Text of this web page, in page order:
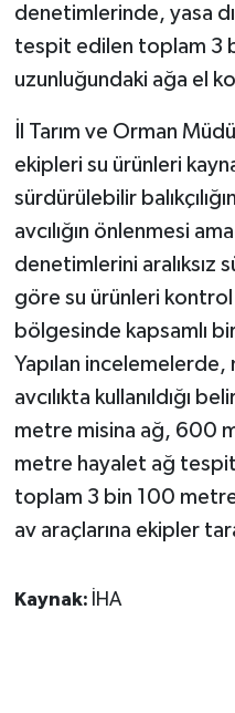
denetimlerinde, yasa
tespit edilen toplam 3
uzunluğundaki ağa el
İl Tarım ve Orman
ekipleri su ürünleri
sürdürülebilir
avcılığın önlenmesi
denetimlerini aralıksız
göre su ürünleri
bölgesinde kapsamlı
Yapılan incelemelerde,
avcılıkta kullanıldığı
metre misina ağ, 600
metre hayalet ağ tespit
toplam 3 bin 100 metre
av araçlarına ekipler
Kaynak: İHA
HABERDE İNSAN
İNSAN
İş Dünyası
Kadın
KÜLTÜR SANAT
Otomobil
POLİTİKA
Sağlık